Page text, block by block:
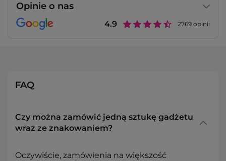
Opinie o nas
4.9 2769 opinii
FAQ
Czy można zamówić jedną sztukę gadżetu
wraz ze znakowaniem?
Oczywiście, zamówienia na większość